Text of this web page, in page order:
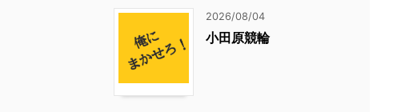
2026/08/04
小田原競輪